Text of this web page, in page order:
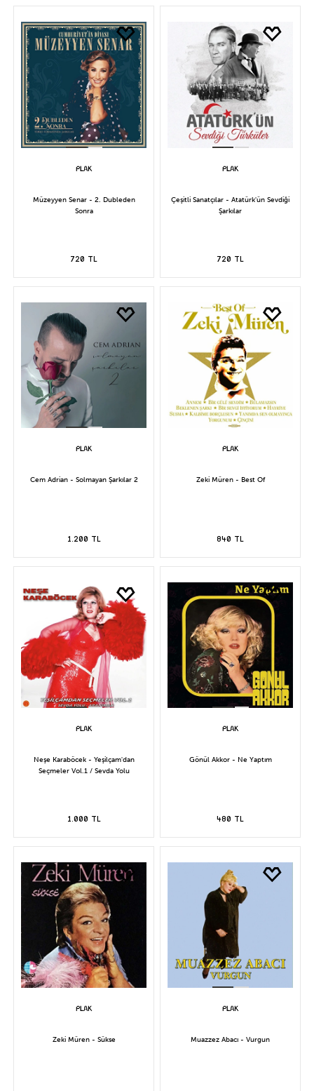
Müzeyyen Senar - 2. Dubleden
Sonra
720 TL
Çeşitli Sanatçılar - Atatürk'ün Sevdiği
Şarkılar
720 TL
Cem Adrian - Solmayan Şarkılar 2
1.200 TL
Zeki Müren - Best Of
840 TL
Neşe Karaböcek - Yeşilçam'dan
Seçmeler Vol.1 / Sevda Yolu
1.000 TL
Gönül Akkor - Ne Yaptım
480 TL
Zeki Müren - Sükse Muazzez Abacı - Vurgun